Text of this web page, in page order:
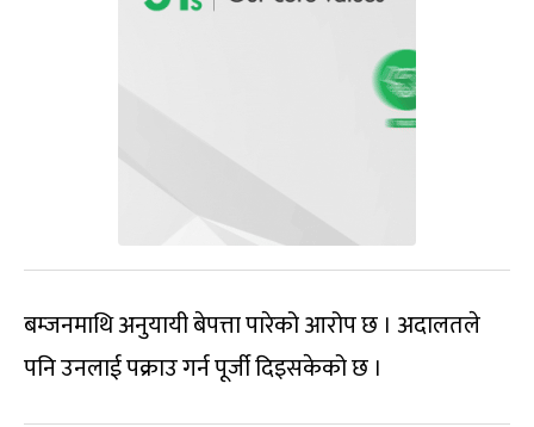
बम्जनमाथि अनुयायी बेपत्ता पारेको आरोप छ । अदालतले
पनि उनलाई पक्राउ गर्न पूर्जी दिइसकेको छ ।